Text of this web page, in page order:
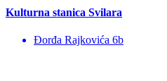
Kulturna stanica Svilara
Đorđa Rajkovića 6b